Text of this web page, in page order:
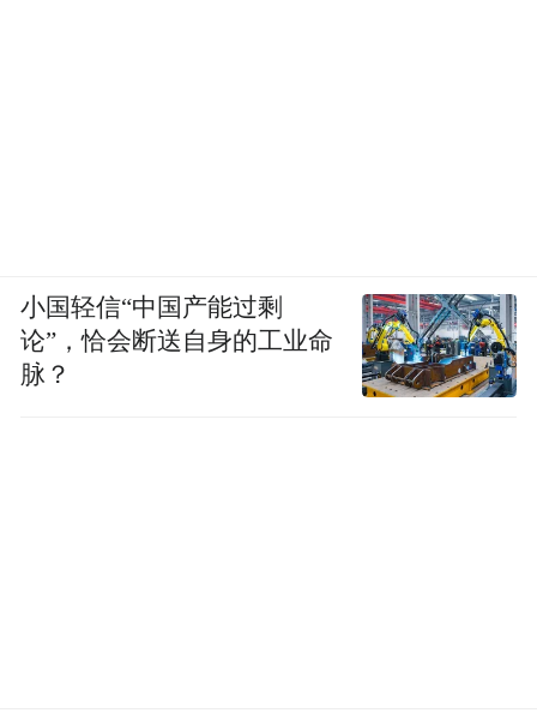
小国轻信“中国产能过剩
论”，恰会断送自身的工业命
脉？